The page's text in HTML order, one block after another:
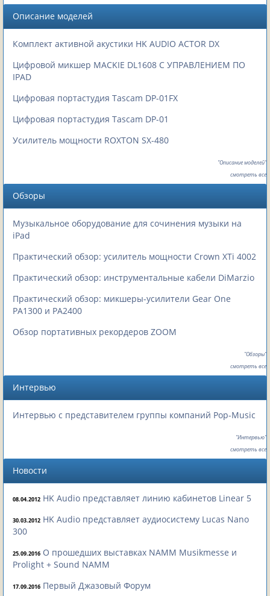
Описание моделей
Комплект активной акустики HK AUDIO ACTOR DX
Цифровой микшер MACKIE DL1608 С УПРАВЛЕНИЕМ ПО
IPAD
Цифровая портастудия Tascam DP-01FX
Цифровая портастудия Tascam DP-01
Усилитель мощности ROXTON SX-480
"Описание моделей"
смотреть все
Обзоры
Музыкальное оборудование для сочинения музыки на
iPad
Практический обзор: усилитель мощности Crown XTi 4002
Практический обзор: инструментальные кабели DiMarzio
Практический обзор: микшеры-усилители Gear One
PA1300 и PA2400
Обзор портативных рекордеров ZOOM
"Обзоры"
смотреть все
Интервью
Интервью с представителем группы компаний Pop-Music
"Интервью"
смотреть все
Новости
08.04.2012 HK Audio представляет линию кабинетов Linear 5
30.03.2012 HK Audio представляет аудиосистему Lucas Nano
300
25.09.2016 О прошедших выставках NAMM Musikmesse и
Prolight + Sound NAMM
17.09.2016 Первый Джазовый Форум